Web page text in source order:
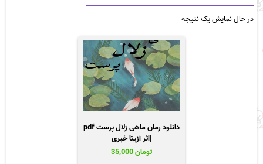
در حال نمایش یک نتیجه
دانلود رمان ماهی زلال پرست pdf
|اثر آزیتا خیری
تومان